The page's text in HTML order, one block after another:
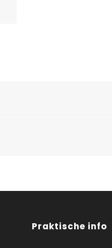
Praktische info